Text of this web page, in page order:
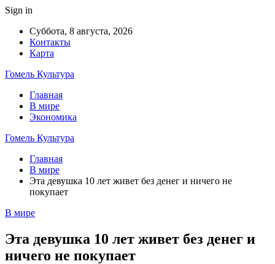
Sign in
Суббота, 8 августа, 2026
Контакты
Карта
Гомель Культура
Главная
В мире
Экономика
Гомель Культура
Главная
В мире
Эта девушка 10 лет живет без денег и ничего не
покупает
В мире
Эта девушка 10 лет живет без денег и
ничего не покупает